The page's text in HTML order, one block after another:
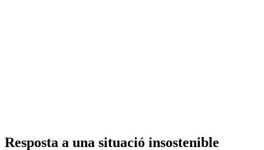
Resposta a una situació insostenible